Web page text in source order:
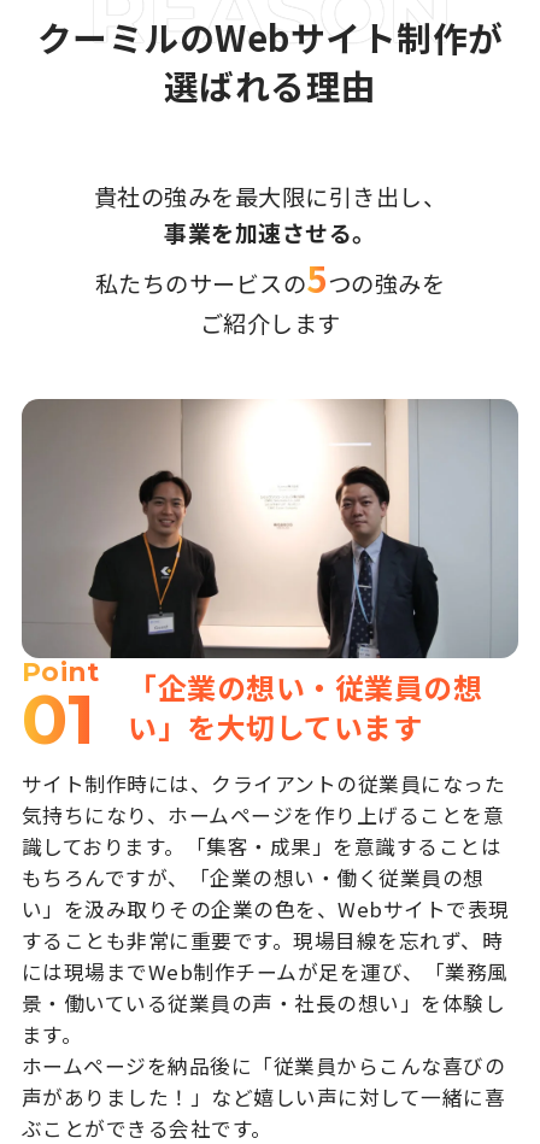
クーミルのWebサイト制作が
選ばれる理由
貴社の強みを最大限に引き出し、
事業を加速させる。
私たちのサービスの5つの強みを
ご紹介します
Point
01
「企業の想い・従業員の想
い」を大切しています
サイト制作時には、クライアントの従業員になった
気持ちになり、ホームページを作り上げることを意
識しております。「集客・成果」を意識することは
もちろんですが、「企業の想い・働く従業員の想
い」を汲み取りその企業の色を、Webサイトで表現
することも非常に重要です。現場目線を忘れず、時
には現場までWeb制作チームが足を運び、「業務風
景・働いている従業員の声・社長の想い」を体験し
ます。
ホームページを納品後に「従業員からこんな喜びの
声がありました！」など嬉しい声に対して一緒に喜
ぶことができる会社です。